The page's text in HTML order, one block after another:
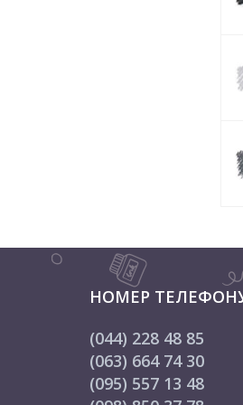
НОМЕР
(044) 228 48 85
(063) 664 74 30
(095) 557 13 48